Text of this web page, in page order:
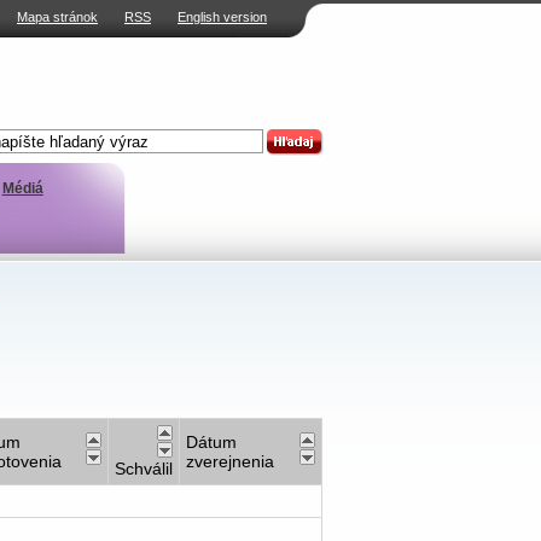
Mapa stránok RSS English version
Médiá
Schválil
Dátum
zverejnenia